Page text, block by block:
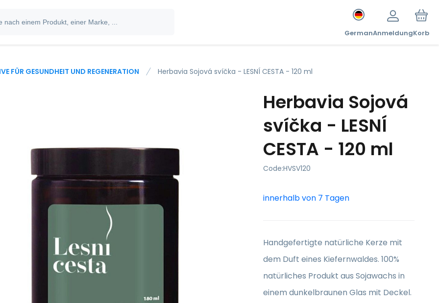
GermanAnmeldungKorb
FÜR GESUNDHEIT UND REGENERATION Herbavia Sojová svíčka - LESNÍ CESTA - 120 ml
Herbavia Sojová
svíčka - LESNÍ
CESTA - 120 ml
Code:HVSV120
innerhalb von 7 Tagen
Handgefertigte natürliche Kerze mit
dem Duft eines Kiefernwaldes. 100%
natürliches Produkt aus Sojawachs in
einem dunkelbraunen Glas mit Deckel.